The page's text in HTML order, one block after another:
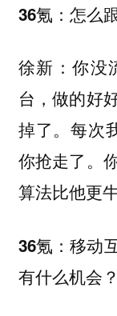
36氪： 怎么
徐新：你没
台，做的好
掉了。每次
你抢走了。
算法比他更
36氪：移动
有什么机会？